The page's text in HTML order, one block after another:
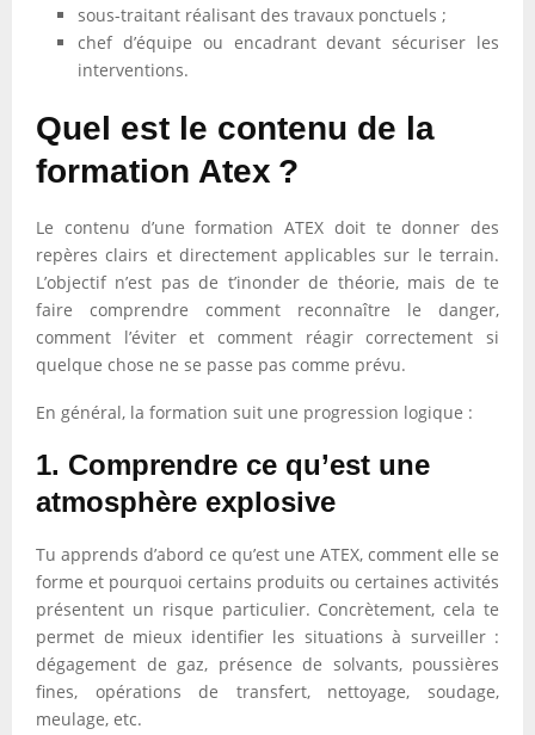
sous-traitant réalisant des travaux ponctuels ;
chef d’équipe ou encadrant devant sécuriser les
interventions.
Quel est le contenu de la
formation Atex ?
Le contenu d’une formation ATEX doit te donner des
repères clairs et directement applicables sur le terrain.
L’objectif n’est pas de t’inonder de théorie, mais de te
faire comprendre comment reconnaître le danger,
comment l’éviter et comment réagir correctement si
quelque chose ne se passe pas comme prévu.
En général, la formation suit une progression logique :
1. Comprendre ce qu’est une
atmosphère explosive
Tu apprends d’abord ce qu’est une ATEX, comment elle se
forme et pourquoi certains produits ou certaines activités
présentent un risque particulier. Concrètement, cela te
permet de mieux identifier les situations à surveiller :
dégagement de gaz, présence de solvants, poussières
fines, opérations de transfert, nettoyage, soudage,
meulage, etc.